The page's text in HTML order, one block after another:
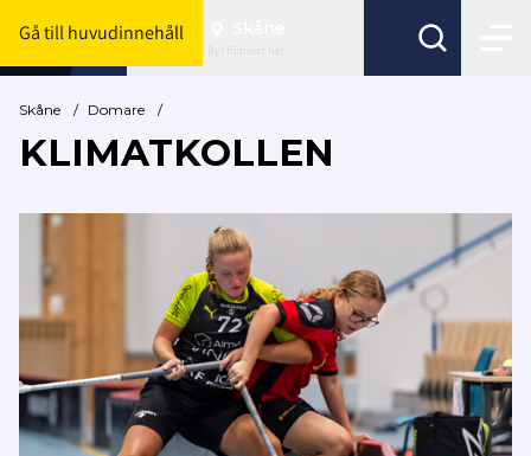
Gå till huvudinnehåll
Byt förbund här
Skåne / Domare /
KLIMATKOLLEN